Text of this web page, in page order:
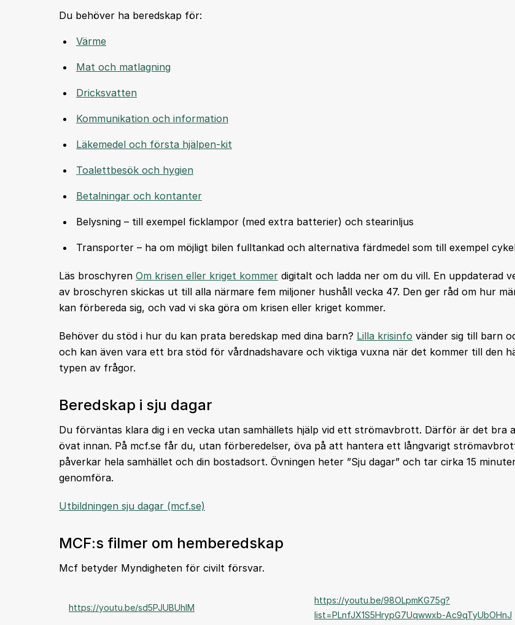
Du behöver ha beredskap för:
Värme
Mat och matlagning
Dricksvatten
Kommunikation och information
Läkemedel och första hjälpen-kit
Toalettbesök och hygien
Betalningar och kontanter
Belysning – till exempel ficklampor (med extra batterier) och stearinljus
Transporter – ha om möjligt bilen fulltankad och alternativa färdmedel som till exempel
Läs broschyren Om krisen eller kriget kommer digitalt och ladda ner om du vill. En uppdaterad
av broschyren skickas ut till alla närmare fem miljoner hushåll vecka 47. Den ger råd om hur
kan förbereda sig, och vad vi ska göra om krisen eller kriget kommer.
Behöver du stöd i hur du kan prata beredskap med dina barn? Lilla krisinfo vänder sig till barn
och kan även vara ett bra stöd för vårdnadshavare och viktiga vuxna när det kommer till den
typen av frågor.
Beredskap i sju dagar
Du förväntas klara dig i en vecka utan samhällets hjälp vid ett strömavbrott. Därför är det bra
övat innan. På mcf.se får du, utan förberedelser, öva på att hantera ett långvarigt
påverkar hela samhället och din bostadsort. Övningen heter ”Sju dagar” och tar cirka 15
genomföra.
Utbildningen sju dagar (mcf.se)
MCF:s filmer om hemberedskap
Mcf betyder Myndigheten för civilt försvar.
https://youtu.be/sd5PJUBUhIM
https://youtu.be/98OLpmKG75g?
list=PLnfJX1S5HrypG7Uqwwxb-Ac9qTyUbOHnJ